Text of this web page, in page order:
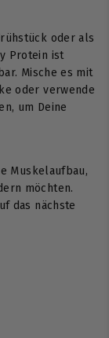
oder als
Protein ist
Mische es mit
oder verwende
um Deine
Muskelaufbau,
möchten.
das nächste